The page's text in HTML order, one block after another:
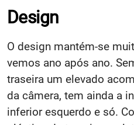
Design
O design mantém-se
vemos ano após ano.
traseira um elevado
da câmera, tem ainda a
inferior esquerdo e só.